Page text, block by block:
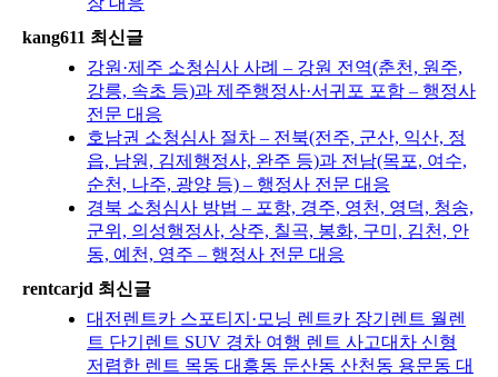
kang611 최신글
강원·제주 소청심사 사례 – 강원 전역(춘천, 원주,
강릉, 속초 등)과 제주행정사·서귀포 포함 – 행정사
전문 대응
호남권 소청심사 절차 – 전북(전주, 군산, 익산, 정
읍, 남원, 김제행정사, 완주 등)과 전남(목포, 여수,
순천, 나주, 광양 등) – 행정사 전문 대응
경북 소청심사 방법 – 포항, 경주, 영천, 영덕, 청송,
군위, 의성행정사, 상주, 칠곡, 봉화, 구미, 김천, 안
동, 예천, 영주 – 행정사 전문 대응
rentcarjd 최신글
대전렌트카 스포티지·모닝 렌트카 장기렌트 월렌
트 단기렌트 SUV 경차 여행 렌트 사고대차 신형
저렴한 렌트 목동 대흥동 둔산동 산천동 용문동 대